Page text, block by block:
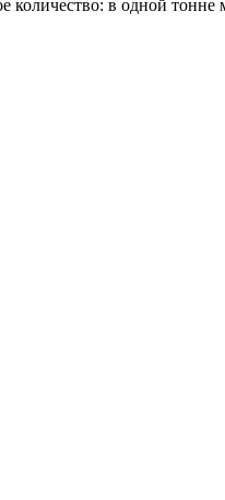
количество: в одной